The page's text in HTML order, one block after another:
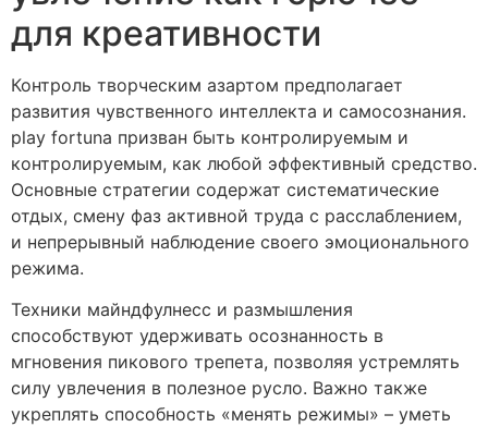
для креативности
Контроль творческим азартом предполагает
развития чувственного интеллекта и самосознания.
play fortuna призван быть контролируемым и
контролируемым, как любой эффективный средство.
Основные стратегии содержат систематические
отдых, смену фаз активной труда с расслаблением,
и непрерывный наблюдение своего эмоционального
режима.
Техники майндфулнесс и размышления
способствуют удерживать осознанность в
мгновения пикового трепета, позволяя устремлять
силу увлечения в полезное русло. Важно также
укреплять способность «менять режимы» – уметь